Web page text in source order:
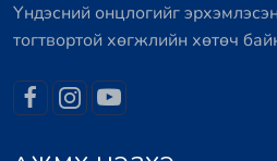
Үндэсний онцлогийг
тогтвортой хөгжлийн хөтөч